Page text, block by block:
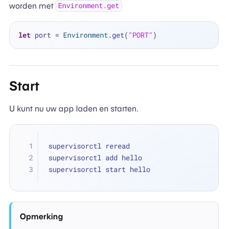
worden met Environment.get
let port = Environment.get( "PORT"
Start
U kunt nu uw app laden en starten.
supervisorctl reread
supervisorctl add hello
supervisorctl start hello
Opmerking